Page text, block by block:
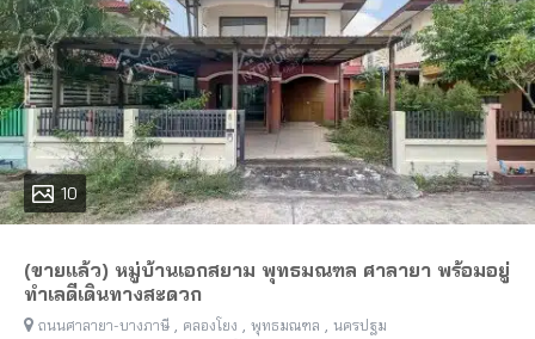
10
(ขายแล้ว) หมู่บ้านเอกสยาม พุทธมณฑล ศาลายา พร้อมอยู่
ทำเลดีเดินทางสะดวก
ถนนศาลายา-บางภาษี , คลองโยง , พุทธมณฑล , นครปฐม